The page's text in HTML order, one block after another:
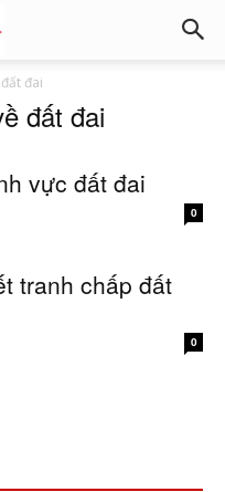
đai
đất đai
vực đất đai
0
tranh chấp đất
0